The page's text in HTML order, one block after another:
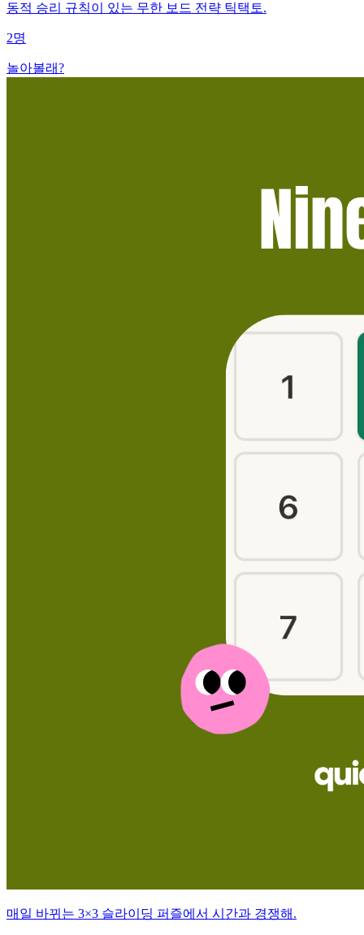
동적 승리 규칙이 있는 무한 보드 전략 틱택토.
2명
놀아볼래?
매일 바뀌는 3×3 슬라이딩 퍼즐에서 시간과 경쟁해.